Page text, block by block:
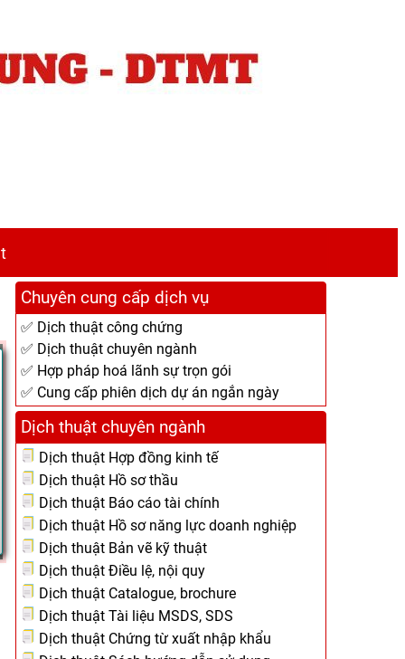
Chuyên cung cấp dịch vụ
✅ Dịch thuật công chứng
✅ Dịch thuật chuyên ngành
✅ Hợp pháp hoá lãnh sự trọn gói
✅ Cung cấp phiên dịch dự án ngắn ngày
Dịch thuật chuyên ngành
Dịch thuật Hợp đồng kinh tế
Dịch thuật Hồ sơ thầu
Dịch thuật Báo cáo tài chính
Dịch thuật Hồ sơ năng lực doanh nghiệp
Dịch thuật Bản vẽ kỹ thuật
Dịch thuật Điều lệ, nội quy
Dịch thuật Catalogue, brochure
Dịch thuật Tài liệu MSDS, SDS
Dịch thuật Chứng từ xuất nhập khẩu